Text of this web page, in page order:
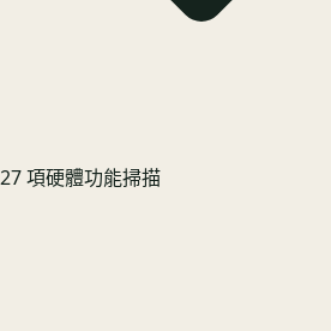
27 項硬體功能掃描